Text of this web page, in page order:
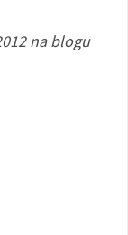
na blogu